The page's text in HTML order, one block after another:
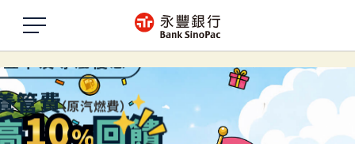
2026永豐卡友專屬優惠 繳公路養管費(原
管費（原汽燃費）
10%回饋